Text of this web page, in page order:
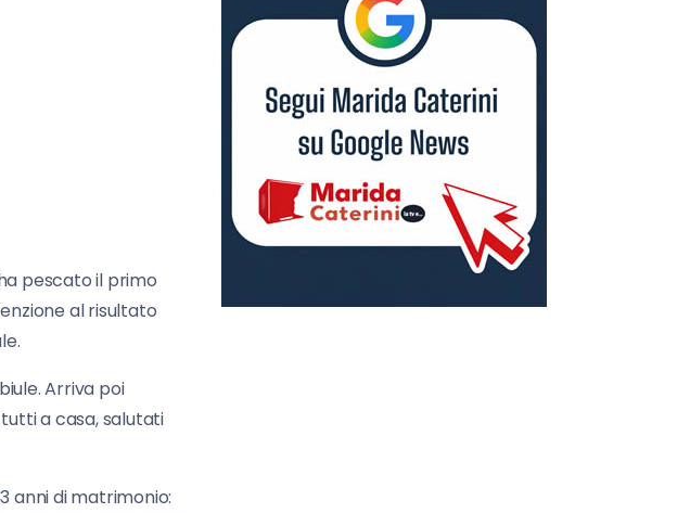
pescato il primo
al risultato
Arriva poi
a casa, salutati
anni di matrimonio: